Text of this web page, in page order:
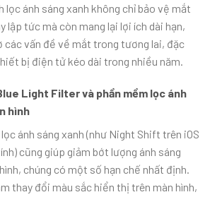
lọc ánh sáng xanh không chỉ bảo vệ mắt
lập tức mà còn mang lại lợi ích dài hạn,
các vấn đề về mắt trong tương lai, đặc
bị điện tử kéo dài trong nhiều năm.
Light Filter và phần mềm lọc ánh
hình
ánh sáng xanh (như Night Shift trên iOS
cũng giúp giảm bớt lượng ánh sáng
chúng có một số hạn chế nhất định.
thay đổi màu sắc hiển thị trên màn hình,